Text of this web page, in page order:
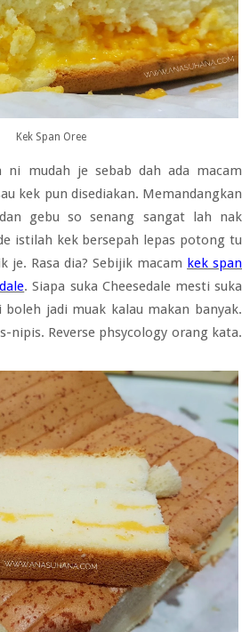
Kek Span Oree
mudah je sebab dah ada macam
kek pun disediakan. Memandangkan
gebu so senang sangat lah nak
istilah kek bersepah lepas potong tu
je. Rasa dia? Sebijik macam kek span
. Siapa suka Cheesedale mesti suka
boleh jadi muak kalau makan banyak.
nipis. Reverse phsycology orang kata.